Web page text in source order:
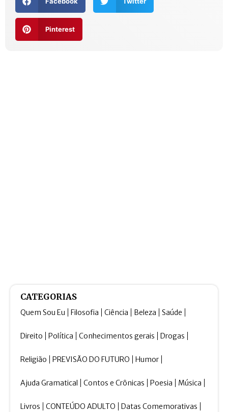
Pinterest
CATEGORIAS
Quem Sou Eu Filosofia Ciência Beleza Saúde
Direito Política Conhecimentos gerais Drogas
Religião PREVISÃO DO FUTURO Humor
Ajuda Gramatical Contos e Crônicas Poesia Música
Livros CONTEÚDO ADULTO Datas Comemorativas